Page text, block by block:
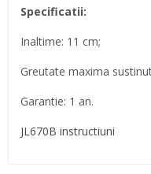
Specificatii:
Inaltime: 11 cm;
Greutate maxima
Garantie: 1 an.
JL670B instructiuni